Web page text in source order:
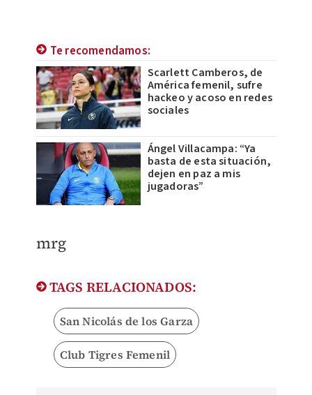
Te recomendamos:
Scarlett Camberos, de
América femenil, sufre
hackeo y acoso en redes
sociales
Ángel Villacampa: “Ya
basta de esta situación,
dejen en paz a mis
jugadoras”
mrg
TAGS RELACIONADOS:
San Nicolás de los Garza
Club Tigres Femenil